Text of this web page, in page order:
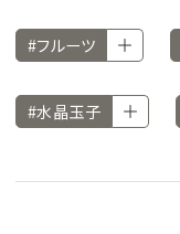
#フルーツ
#水晶玉子